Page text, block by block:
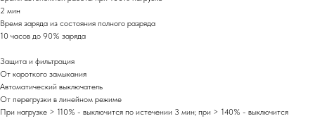
2 мин
Время заряда из состояния полного разряда
10 часов до 90% заряда
Защита и фильтрация
От короткого замыкания
Автоматический выключатель
От перегрузки в линейном режиме
При нагрузке > 110% - выключится по истечении 3 мин; при > 140% - выключится